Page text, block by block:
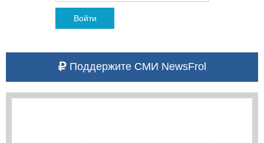
Войти
Поддержите СМИ NewsFrol